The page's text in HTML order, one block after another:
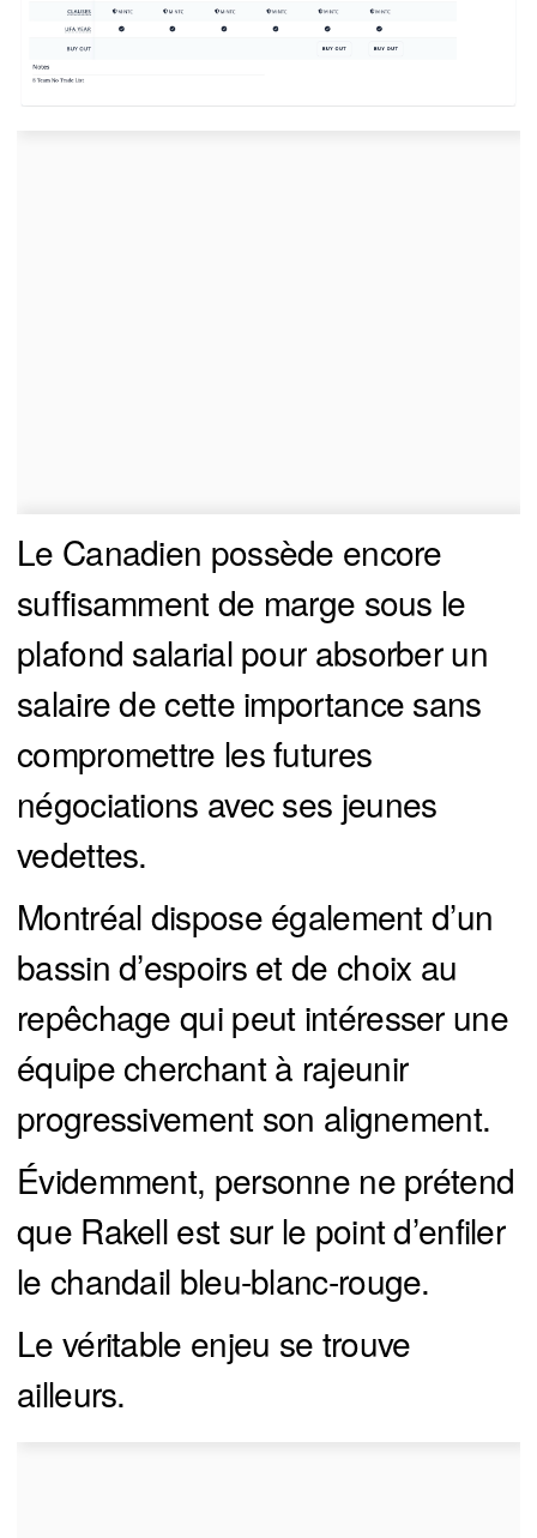
Le Canadien possède encore
suffisamment de marge sous le
plafond salarial pour absorber un
salaire de cette importance sans
compromettre les futures
négociations avec ses jeunes
vedettes.
Montréal dispose également d’un
bassin d’espoirs et de choix au
repêchage qui peut intéresser une
équipe cherchant à rajeunir
progressivement son alignement.
Évidemment, personne ne prétend
que Rakell est sur le point d’enfiler
le chandail bleu-blanc-rouge.
Le véritable enjeu se trouve
ailleurs.